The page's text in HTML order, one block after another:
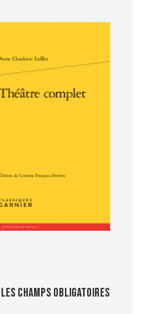
Les champs obligatoires